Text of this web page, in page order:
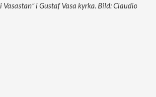
i Gustaf Vasa kyrka. Bild: Claudio